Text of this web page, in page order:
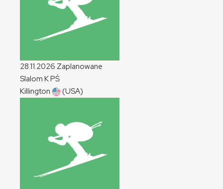
28.11.2026 Zaplanowane
Slalom KPŚ
Killington
(USA)